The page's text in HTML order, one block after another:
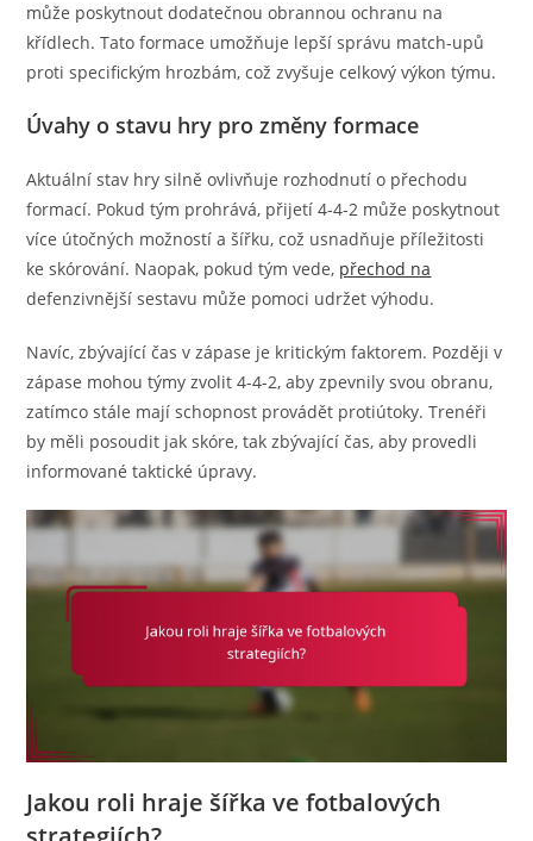
může poskytnout dodatečnou obrannou ochranu na
křídlech. Tato formace umožňuje lepší správu match-upů
proti specifickým hrozbám, což zvyšuje celkový výkon týmu.
Úvahy o stavu hry pro změny formace
Aktuální stav hry silně ovlivňuje rozhodnutí o přechodu
formací. Pokud tým prohrává, přijetí 4-4-2 může poskytnout
více útočných možností a šířku, což usnadňuje příležitosti
ke skórování. Naopak, pokud tým vede, přechod na
defenzivnější sestavu může pomoci udržet výhodu.
Navíc, zbývající čas v zápase je kritickým faktorem. Později v
zápase mohou týmy zvolit 4-4-2, aby zpevnily svou obranu,
zatímco stále mají schopnost provádět protiútoky. Trenéři
by měli posoudit jak skóre, tak zbývající čas, aby provedli
informované taktické úpravy.
Jakou roli hraje šířka ve fotbalových